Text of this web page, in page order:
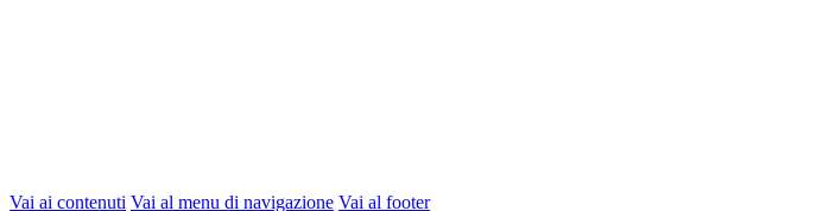
Vai ai contenuti Vai al menu di navigazione Vai al footer